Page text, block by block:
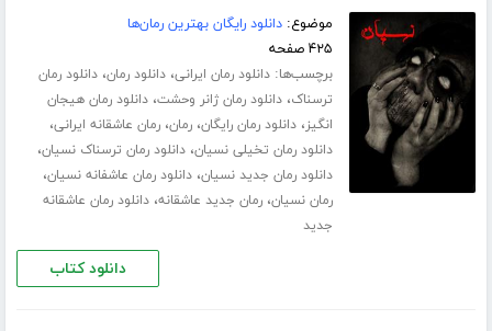
موضوع:دانلود رایگان بهترین رمان‌ها
۴۲۵ صفحه
برچسب‌ها:دانلود رمان ایرانی،دانلود رمان،دانلود رمان
ترسناک،دانلود رمان ژانر وحشت،دانلود رمان هیجان
انگیز،دانلود رمان رایگان،رمان،رمان عاشقانه ایرانی،
دانلود رمان تخیلی نسیان،دانلود رمان ترسناک نسیان،
دانلود رمان جدید نسیان،دانلود رمان عاشفانه نسیان،
رمان نسیان،رمان جدید عاشقانه،دانلود رمان عاشقانه
جدید
دانلود کتاب